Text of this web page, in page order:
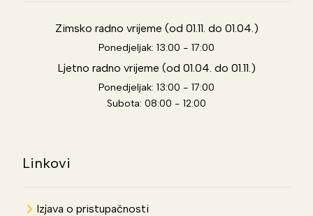
Zimsko radno vrijeme (od 01.11. do 01.04.)
Ponedjeljak: 13:00 - 17:00
Ljetno radno vrijeme (od 01.04. do 01.11.)
Ponedjeljak: 13:00 - 17:00
Subota: 08:00 - 12:00
Linkovi
Izjava o pristupačnosti